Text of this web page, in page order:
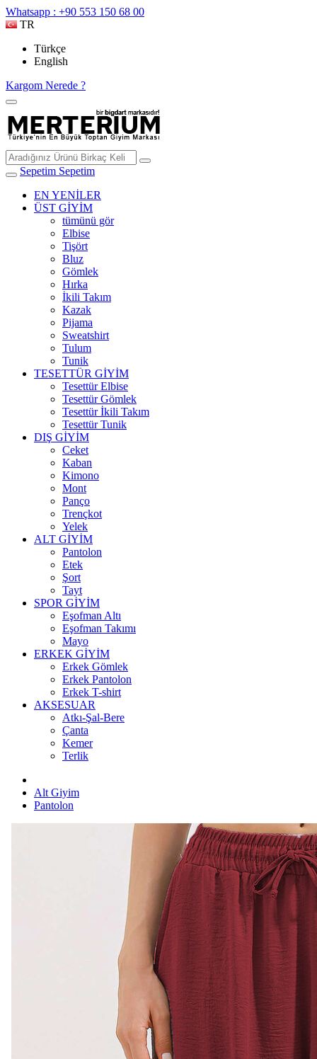
Whatsapp : +90 553 150 68 00
TR
Türkçe
English
Kargom Nerede ?
Sepetim Sepetim
EN YENİLER
ÜST GİYİM
tümünü gör
Elbise
Tişört
Bluz
Gömlek
Hırka
İkili Takım
Kazak
Pijama
Sweatshirt
Tulum
Tunik
TESETTÜR GİYİM
Tesettür Elbise
Tesettür Gömlek
Tesettür İkili Takım
Tesettür Tunik
DIŞ GİYİM
Ceket
Kaban
Kimono
Mont
Panço
Trençkot
Yelek
ALT GİYİM
Pantolon
Etek
Şort
Tayt
SPOR GİYİM
Eşofman Altı
Eşofman Takımı
Mayo
ERKEK GİYİM
Erkek Gömlek
Erkek Pantolon
Erkek T-shirt
AKSESUAR
Atkı-Şal-Bere
Çanta
Kemer
Terlik
Alt Giyim
Pantolon